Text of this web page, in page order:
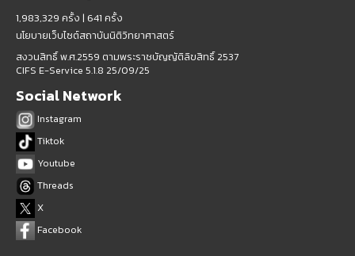
1,983,329 ครั้ง | 641 ครั้ง
นโยบายเว็บไซต์สถาบันนิติวิทยาศาสตร์
สงวนสิทธิ์ พ.ศ.2559 ตามพระราชบัญญัติลิขสิทธิ์ 2537
CIFS E-Service 5.1.8 25/09/25
Social Network
Instagram
Tiktok
Youtube
Threads
X
Facebook